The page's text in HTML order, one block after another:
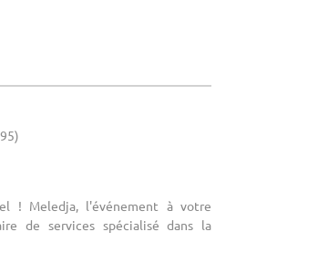
! Meledja, l'événement à votre
de services spécialisé dans la